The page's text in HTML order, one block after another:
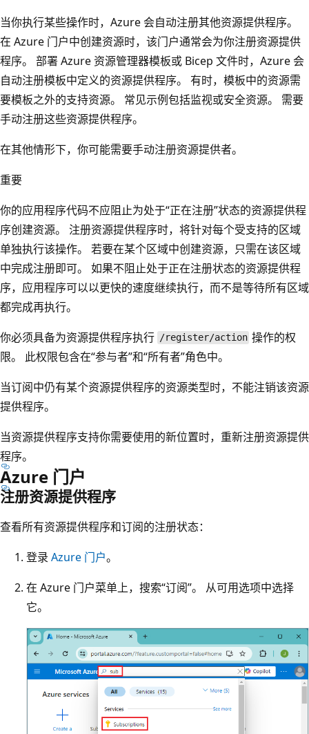
当你执行某些操作时，Azure 会自动注册其他资源提供程序。
在 Azure 门户中创建资源时，该门户通常会为你注册资源提供
程序。 部署 Azure 资源管理器模板或 Bicep 文件时，Azure 会
自动注册模板中定义的资源提供程序。 有时，模板中的资源需
要模板之外的支持资源。 常见示例包括监视或安全资源。 需要
手动注册这些资源提供程序。
在其他情形下，你可能需要手动注册资源提供者。
重要
你的应用程序代码不应阻止为处于“正在注册”状态的资源提供程
序创建资源。 注册资源提供程序时，将针对每个受支持的区域
单独执行该操作。 若要在某个区域中创建资源，只需在该区域
中完成注册即可。 如果不阻止处于正在注册状态的资源提供程
序，应用程序可以以更快的速度继续执行，而不是等待所有区域
都完成再执行。
你必须具备为资源提供程序执行 /register/action 操作的权
限。 此权限包含在“参与者”和“所有者”角色中。
当订阅中仍有某个资源提供程序的资源类型时，不能注销该资源
提供程序。
当资源提供程序支持你需要使用的新位置时，重新注册资源提供
程序。
Azure 门户
注册资源提供程序
查看所有资源提供程序和订阅的注册状态：
登录 Azure 门户。
在 Azure 门户菜单上，搜索“订阅”。 从可用选项中选择
它。